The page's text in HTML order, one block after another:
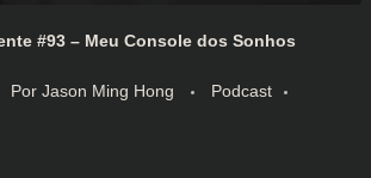
#93 – Meu Console dos Sonhos
Por Jason Ming Hong
Podcast